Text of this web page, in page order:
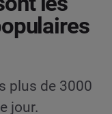
plus de 3000
jour.